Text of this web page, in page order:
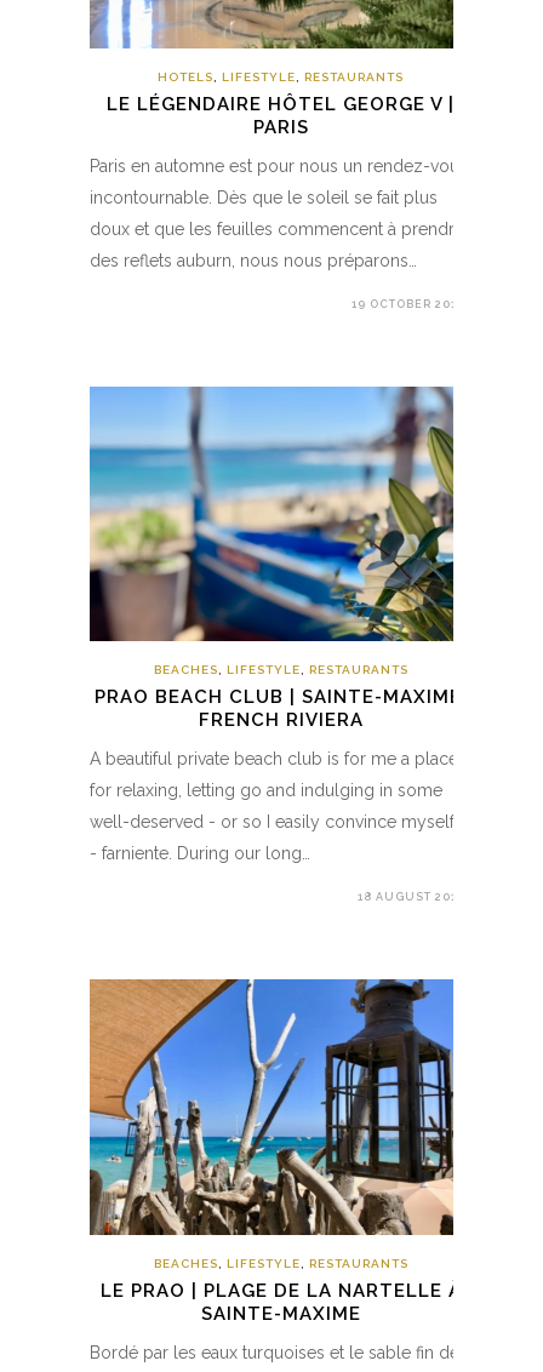
HOTELS LIFESTYLE RESTAURANTS
LE LÉGENDAIRE HÔTEL GEORGE V |
PARIS
Paris en automne est pour nous un rendez-vous
incontournable. Dès que le soleil se fait plus
doux et que les feuilles commencent à prendre
des reflets auburn, nous nous préparons…
19 OCTOBER 2018
BEACHES, LIFESTYLE, RESTAURANTS
PRAO BEACH CLUB | SAINTE-MAXIME,
FRENCH RIVIERA
A beautiful private beach club is for me a place
for relaxing, letting go and indulging in some
well-deserved - or so I easily convince myself
- farniente. During our long…
18 AUGUST 2018
BEACHES LIFESTYLE RESTAURANTS
LE PRAO | PLAGE DE LA NARTELLE À
SAINTE-MAXIME
Bordé par les eaux turquoises et le sable fin de